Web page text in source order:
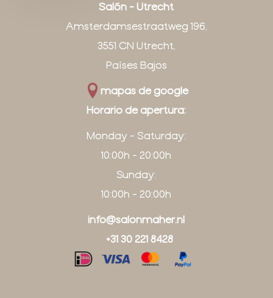
Salón - Utrecht
Amsterdamsestraatweg 196,
3551 CN Utrecht,
Países Bajos
mapas de google
Horario de apertura:
Monday - Saturday:
10:00h - 20:00h
Sunday:
10:00h - 20:00h
info@salonmaher.nl
+31 30 221 8428